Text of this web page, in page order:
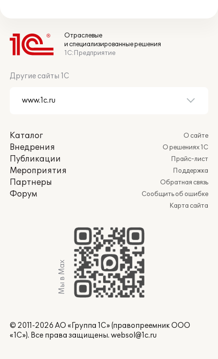
Отраслевые
и специализированные решения
1С:Предприятие
Другие сайты 1С
Каталог
Внедрения
Публикации
Мероприятия
Партнеры
Форум
О сайте
О решениях 1С
Прайс-лист
Поддержка
Обратная связь
Сообщить об ошибке
Карта сайта
Мы в Max
© 2011-2026 АО «Группа 1С» (правопреемник ООО
«1С»). Все права защищены. websol@1c.ru